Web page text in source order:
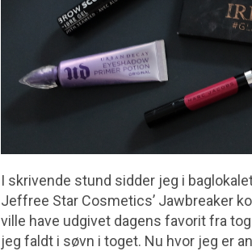
I skrivende stund sidder jeg i
Jeffree Star Cosmetics’ Jawbreaker
ville have udgivet dagens favorit fra
jeg faldt i søvn i toget. Nu hvor jeg er